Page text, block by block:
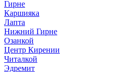
Гирне
Каршияка
Лапта
Нижний Гирне
Озанкой
Центр Кирении
Читалкой
Эдремит